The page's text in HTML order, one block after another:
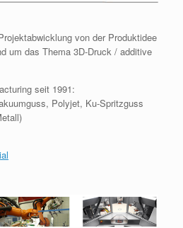
von der Produktidee
um das Thema 3D-Druck / additive
seit 1991:
Polyjet, Ku-Spritzguss